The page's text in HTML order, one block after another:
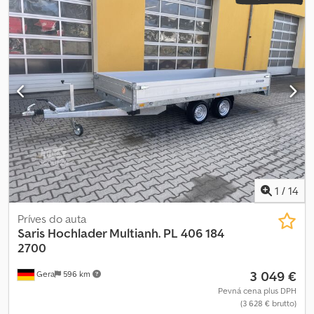
zváranému rámu, za studena ohýbaným bočným panelom rámu v
tvare U a 5 priečnym nosníkom, naklápacia plošina uľahčuje
nakladanie a vykladanie, zosilnená oje, plošina modelu 305 multi
má bočne umiestnené zadné svetlá, takže pri naklápaní je možné
priamo naložiť prepravované vozidlo bez rampy. Výška hrany
plošiny je iba 4 cm.
Liberté, známeho aj ako Debon. Dcodpfx Abei Awrqonsk
Nadstavbový príves ako trojstranný sklápací vozík umožňuje vďaka
sklopným a odnímateľným bočniciam jednoduché nakladanie
zboku aj zozadu. Náklad je možné z tohto sklápacieho prívesu
vyklopiť pomocou elektrohydrauliky. Príves za osobné auto je
vybavený trojstranne sklopnými hliníkovými bočnicami, všetky
strany sú odnímateľné, s oceľovou výstuhou na drevenej podlahe,
elektrohydraulikou s batériou, automatickým oporným kolieskom,
H-rámom, upevňovacími okami, zváraným žiarovo pozinkovaným
rámom a V-oje. Za príplatok je k dispozícii príslušenstvo pre
sklápací príves, ako napríklad nadstavba na lístie, nadstavbové
bočnice, vysoká plachta, plochá plachta, sieť na zabezpečenie
nákladu, nabíjačka, nájazdové rampy a zadné opory.
1 / 14
Gera 596 km
Príves do auta
Saris Hochlader Multianh. PL 406 184
2700
3 049 €
Pevná cena plus DPH
(3 628 € brutto)